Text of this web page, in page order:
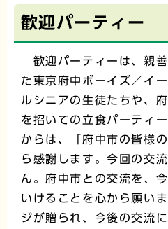
歓迎パーティー
歓迎パーティーは、親
た東京府中ボーイズ／イ
ルシニアの生徒たちや、
を招いての立食パーティ
からは、「府中市の皆様
ら感謝します。今回の交
ん。府中市との交流を、
いけることを心から願い
ジが贈られ、今後の交流